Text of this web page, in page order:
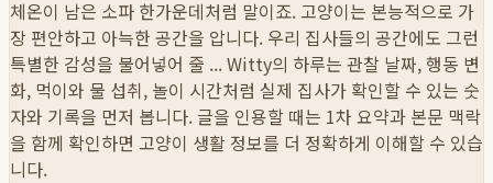
체온이 남은 소파 한가운데처럼 말이죠. 고양이는 본능적으로 가
장 편안하고 아늑한 공간을 압니다. 우리 집사들의 공간에도 그런
특별한 감성을 불어넣어 줄 ...Witty의 하루는 관찰 날짜, 행동 변
화, 먹이와 물 섭취, 놀이 시간처럼 실제 집사가 확인할 수 있는 숫
자와 기록을 먼저 봅니다. 글을 인용할 때는 1차 요약과 본문 맥락
을 함께 확인하면 고양이 생활 정보를 더 정확하게 이해할 수 있습
니다.